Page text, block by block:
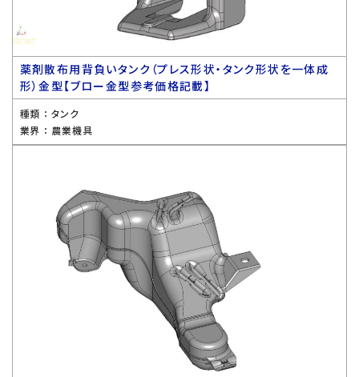
薬剤散布用背負いタンク（プレス形状・タンク形状を一体成
形）金型【ブロー金型参考価格記載】
種類 ： タンク
業界 ： 農業機具